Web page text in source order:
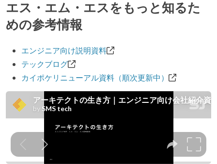
エス・エム・エスをもっと知るた
めの参考情報
エンジニア向け説明資料
テックブログ
カイポケリニューアル資料（順次更新中）